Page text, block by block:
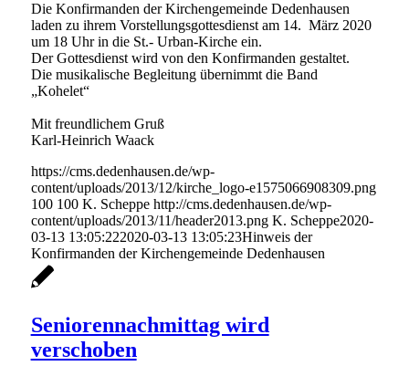
Die Konfirmanden der Kirchengemeinde Dedenhausen
laden zu ihrem Vorstellungsgottesdienst am 14. März 2020
um 18 Uhr in die St.- Urban-Kirche ein.
Der Gottesdienst wird von den Konfirmanden gestaltet.
Die musikalische Begleitung übernimmt die Band
„Kohelet“
Mit freundlichem Gruß
Karl-Heinrich Waack
https://cms.dedenhausen.de/wp-
content/uploads/2013/12/kirche_logo-e1575066908309.png
100 100 K. Scheppe http://cms.dedenhausen.de/wp-
content/uploads/2013/11/header2013.png K. Scheppe2020-
03-13 13:05:222020-03-13 13:05:23Hinweis der
Konfirmanden der Kirchengemeinde Dedenhausen
Seniorennachmittag wird
verschoben